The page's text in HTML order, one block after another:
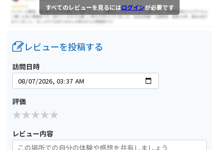
すべてのレビューを見るにはログインが必要です
レビューを投稿する
訪問日時
評価
レビュー内容